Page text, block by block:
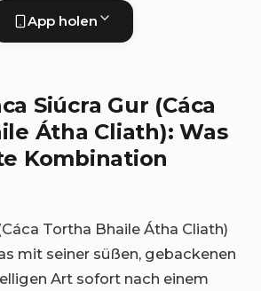
App holen
Siúcra Gur (Cáca
Átha Cliath): Was
Kombination
Tortha Bhaile Átha Cliath)
mit seiner süßen, gebackenen
Art sofort nach einem